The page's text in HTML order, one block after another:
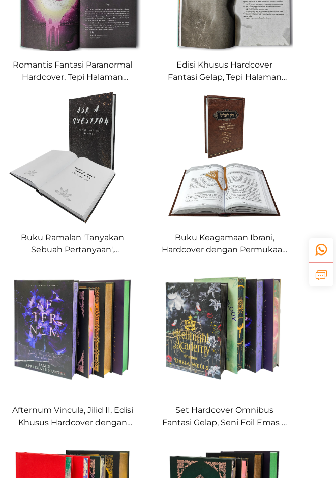
Romantis Fantasi Paranormal
Hardcover, Tepi Halaman
Khusus
Edisi Khusus Hardcover
Fantasi Gelap, Tepi Halaman
Buku Ramalan 'Tanyakan
Sebuah Pertanyaan',
Buku Keagamaan Ibrani,
Hardcover dengan Permukaan
Pembatas Buku Pita
Afternum Vincula, Jilid II, Edisi
Khusus Hardcover dengan
Set Hardcover Omnibus
Fantasi Gelap, Seni Foil Emas &